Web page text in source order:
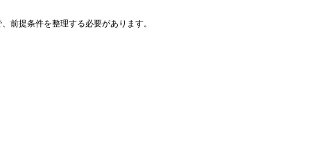
前提条件を整理する必要があります。